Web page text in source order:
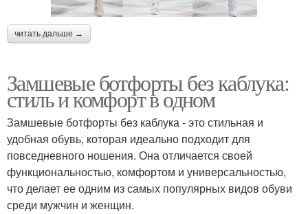
читать дальше →
Замшевые ботфорты без каблука:
стиль и комфорт в одном
Замшевые ботфорты без каблука - это стильная и
удобная обувь, которая идеально подходит для
повседневного ношения. Она отличается своей
функциональностью, комфортом и универсальностью,
что делает ее одним из самых популярных видов обуви
среди мужчин и женщин.